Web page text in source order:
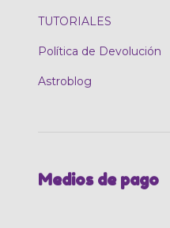
TUTORIALES
Política de Devolución
Astroblog
Medios de pago